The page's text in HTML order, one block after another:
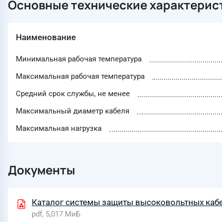
Основные технические
Наименование
Минимальная рабочая температура
Максимальная рабочая температура
Средний срок службы, не менее
Максимальный диаметр кабеля
Максимальная нагрузка
Документы
Каталог системы защиты высоковольтных
pdf, 5,017 МиБ